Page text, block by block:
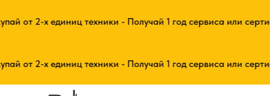
от 2-х единиц техники - Получай 1 год сервиса или
от 2-х единиц техники - Получай 1 год сервиса или